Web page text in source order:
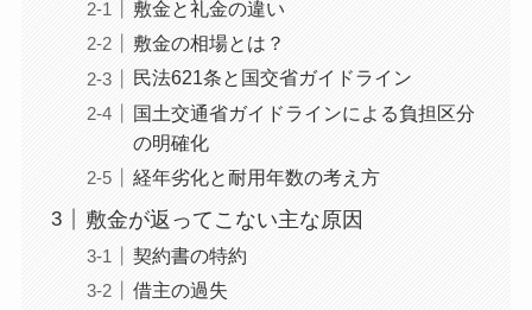
敷金と礼金の違い
敷金の相場とは？
民法621条と国交省ガイドライン
国土交通省ガイドラインによる負担区分
の明確化
経年劣化と耐用年数の考え方
敷金が返ってこない主な原因
契約書の特約
借主の過失